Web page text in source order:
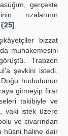
gerçekte
rızalarının
25].
bizzat
muhakemesini
Trabzon
şevkini istedi.
hududunun
gitmeyip firar
takibiyle ve
vaki istek üzere
ve civarından
hüsni haline dair